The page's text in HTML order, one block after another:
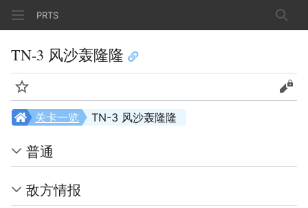
PRTS 搜索
TN-3 风沙轰隆隆
监视 查看
TN-3 风沙轰隆隆
关卡一览
普通
敌方情报